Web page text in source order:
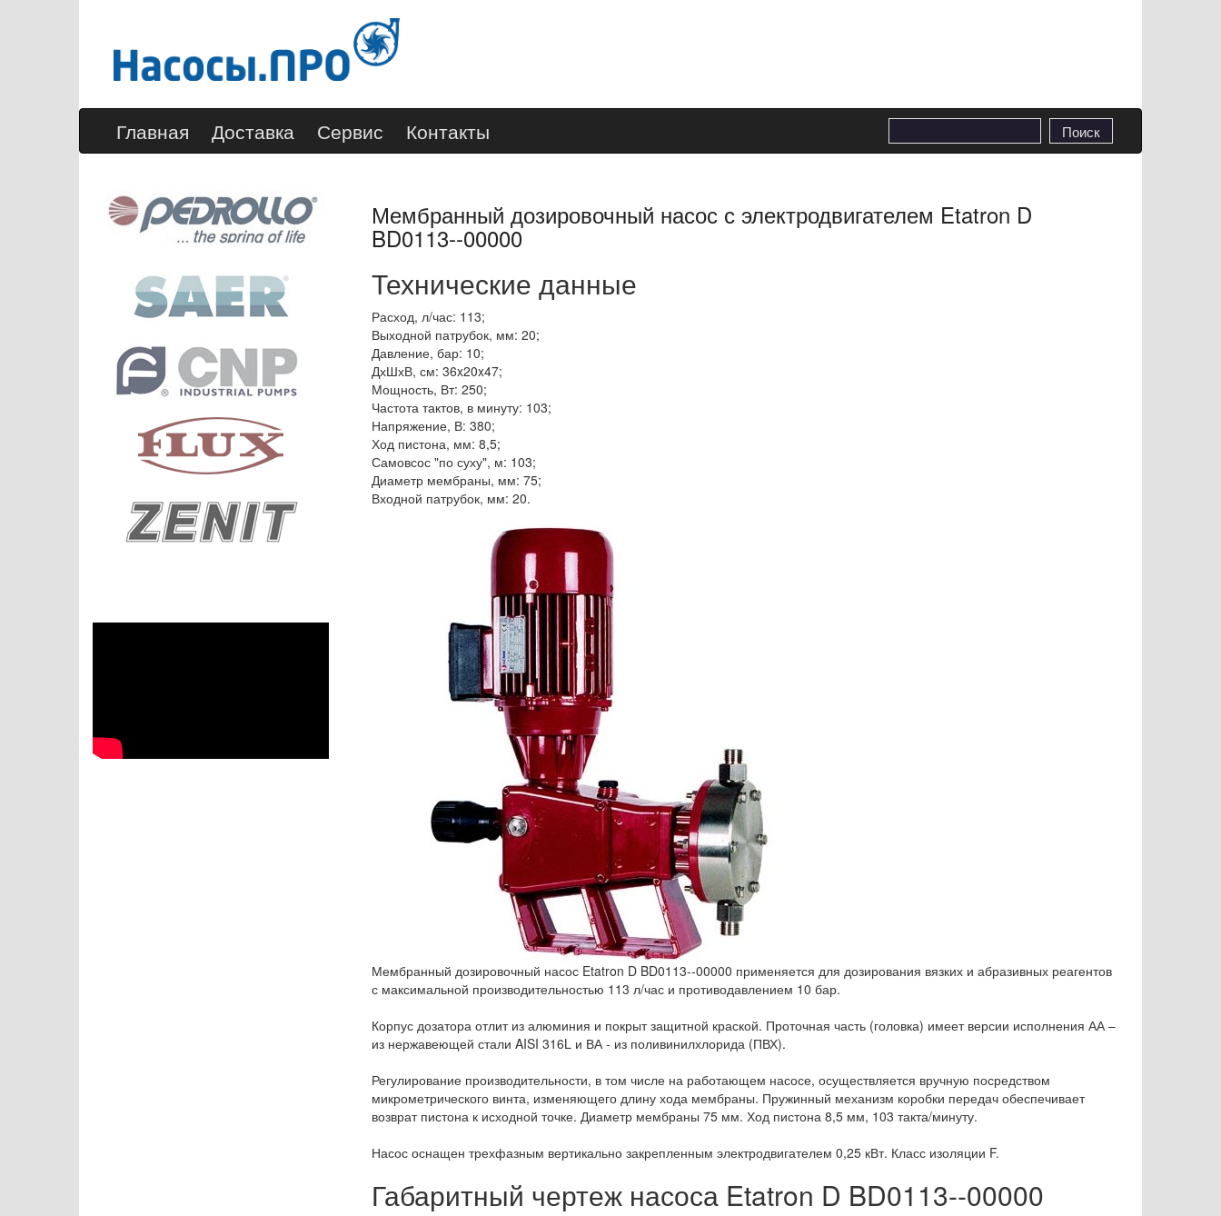
Главная Доставка Сервис Контакты
Мембранный дозировочный насос с электродвигателем Etatron D
BD0113--00000
Технические данные
Расход, л/час: 113;
Выходной патрубок, мм: 20;
Давление, бар: 10;
ДхШхВ, см: 36x20x47;
Мощность, Вт: 250;
Частота тактов, в минуту: 103;
Напряжение, В: 380;
Ход пистона, мм: 8,5;
Самовсос "по суху", м: 103;
Диаметр мембраны, мм: 75;
Входной патрубок, мм: 20.
Мембранный дозировочный насос Etatron D BD0113--00000 применяется для дозирования вязких и абразивных реагентов
с максимальной производительностью 113 л/час и противодавлением 10 бар.
Корпус дозатора отлит из алюминия и покрыт защитной краской. Проточная часть (головка) имеет версии исполнения АА –
из нержавеющей стали AISI 316L и ВА - из поливинилхлорида (ПВХ).
Регулирование производительности, в том числе на работающем насосе, осуществляется вручную посредством
микрометрического винта, изменяющего длину хода мембраны. Пружинный механизм коробки передач обеспечивает
возврат пистона к исходной точке. Диаметр мембраны 75 мм. Ход пистона 8,5 мм, 103 такта/минуту.
Насос оснащен трехфазным вертикально закрепленным электродвигателем 0,25 кВт. Класс изоляции F.
Габаритный чертеж насоса Etatron D BD0113--00000